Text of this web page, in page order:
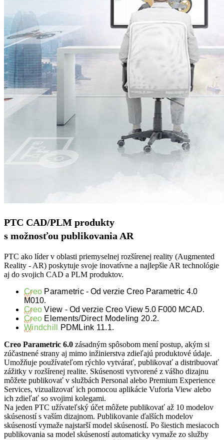
PTC CAD/PLM produkty
s možnosťou publikovania AR
PTC ako líder v oblasti priemyselnej rozšírenej reality (Augmented
Reality - AR) poskytuje svoje inovatívne a najlepšie AR technológie
aj do svojich CAD a PLM produktov.
Creo Parametric-Od verzie Creo Parametric 4.0
M010.
CreoView - Od verzie Creo View 5.0 F000 MCAD.
Creo Elements/Direct Modeling 20.2.
Windchill
PDMLink 11.1.
Creo Parametric 6.0 zásadným spôsobom mení postup, akým si
zúčastnené strany aj mimo inžinierstva zdieľajú produktové údaje.
Umožňuje používateľom rýchlo vytvárať, publikovať a distribuovať
zážitky v rozšírenej realite. Skúsenosti vytvorené z vášho dizajnu
môžete publikovať v službách Personal alebo Premium Experience
Services, vizualizovať ich pomocou aplikácie Vuforia View alebo
ich zdieľať so svojimi kolegami.
Na jeden PTC užívateľský účet môžete publikovať až 10 modelov
skúseností s vaším dizajnom. Publikovanie ďalších modelov
skúseností vymaže najstarší model skúseností. Po šiestich mesiacoch
publikovania sa model skúseností automaticky vymaže zo služby